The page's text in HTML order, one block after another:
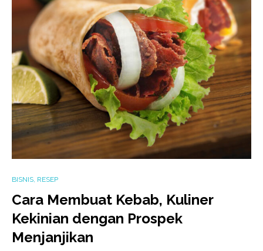
BISNIS, RESEP
Cara Membuat Kebab, Kuliner
Kekinian dengan Prospek
Menjanjikan